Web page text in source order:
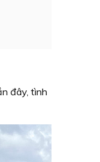
đây, tình